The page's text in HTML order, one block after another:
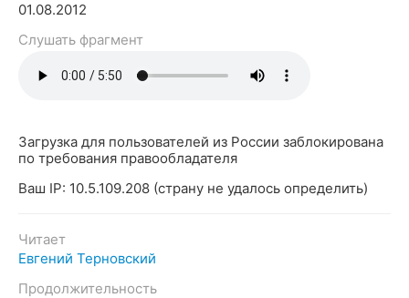
01.08.2012
Слушать фрагмент
Загрузка для пользователей из России заблокирована
по требования правообладателя
Ваш IP: 10.5.109.208 (страну не удалось определить)
Читает
Евгений Терновский
Продолжительность